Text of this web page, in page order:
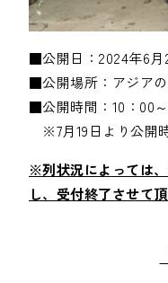
■公開日：2024年6月
■公開場所：アジア
■公開時間：10：00
※7月19日より公開
※列状況によっては
し、受付終了させて